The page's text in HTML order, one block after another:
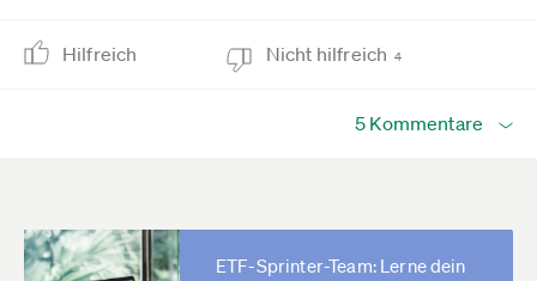
Hilfreich Nicht hilfreich 4
5 Kommentare
ETF-Sprinter-Team: Lerne dein